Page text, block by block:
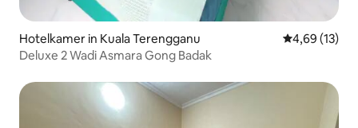
Hotelkamer in Kuala Terengganu Gemiddelde
4,69 (13)
Deluxe 2 Wadi Asmara Gong Badak